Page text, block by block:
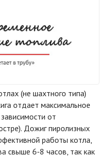
(не шахтного типа)
отдает максимальное
от
Дожиг пиролизных
работы котла,
свыше 6-8 часов, так как